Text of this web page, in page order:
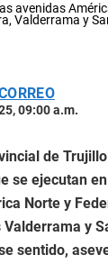
avenidas
Valderrama y
09:00 a.m.
de
se ejecutan
Norte y
y
sentido,